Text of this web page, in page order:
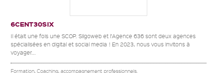
6CENT30SIX
Il était une fois une SCOP. Silgoweb et l’Agence 636 sont deux agences
spécialisées en digital et social media ! En 2023, nous vous invitons à
voyager...
Formation, Coaching, accompagnement professionnels.